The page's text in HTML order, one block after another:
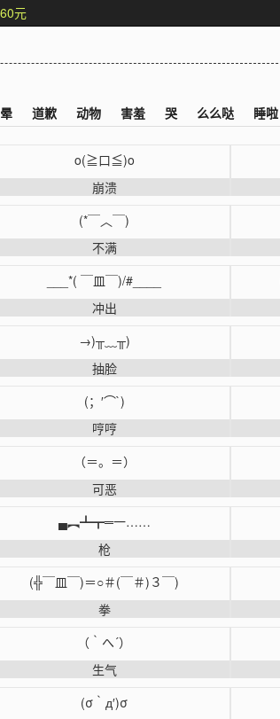
元
晕 道歉 动物 害羞 哭 么么哒 睡啦
o(≧口≦)o
崩溃
(*￣︿￣)
不满
___*( ￣皿￣)/#____
冲出
→)╥﹏╥)
抽脸
(；′⌒`)
哼哼
（＝。＝）
可恶
▄︻┻┳═一……
枪
(╬￣皿￣)＝○＃(￣＃)３￣)
拳
（｀へ´）
生气
(σ｀д′)σ